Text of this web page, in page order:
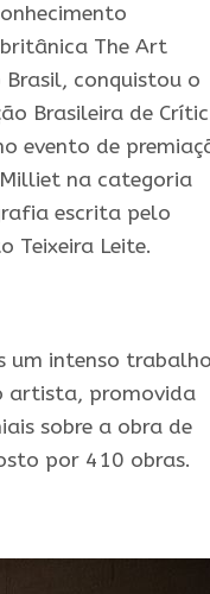
The Art
conquistou o
Brasileira de
evento de
na categoria
escrita pelo
Teixeira Leite.
um intenso
artista, promovida
sobre a obra de
por 410 obras.